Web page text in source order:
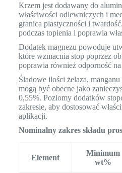
Krzem jest dodawany do
właściwości odlewniczych i
granica plastyczności i
podczas topienia i poprawia
Dodatek magnezu powoduje
które wzmacnia stop poprzez
poprawia również odporność
Śladowe ilości żelaza,
mogą być obecne jako
0,55%. Poziomy dodatków
zakresie, aby dostosować
aplikacji.
Nominalny zakres składu
Element
Minimum
wt%